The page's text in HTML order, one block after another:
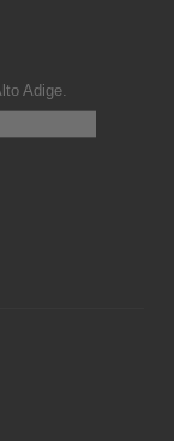
Adige.